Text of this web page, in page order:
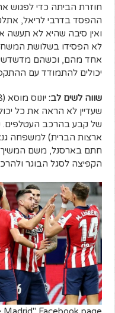
ההפסד בדרבי לריאל,
ואין סיבה שהיא לא תעשה
לא הפסידו בשלושת
אחד מהם, וכשהם
יכולים להתמודד עם
שווה לשים לב:
שעדיין לא הראה את כל
של קבע בהרכב העטלפים.
חתם בארסנל, משם המשיך
הקפיצה לסגל הבוגר